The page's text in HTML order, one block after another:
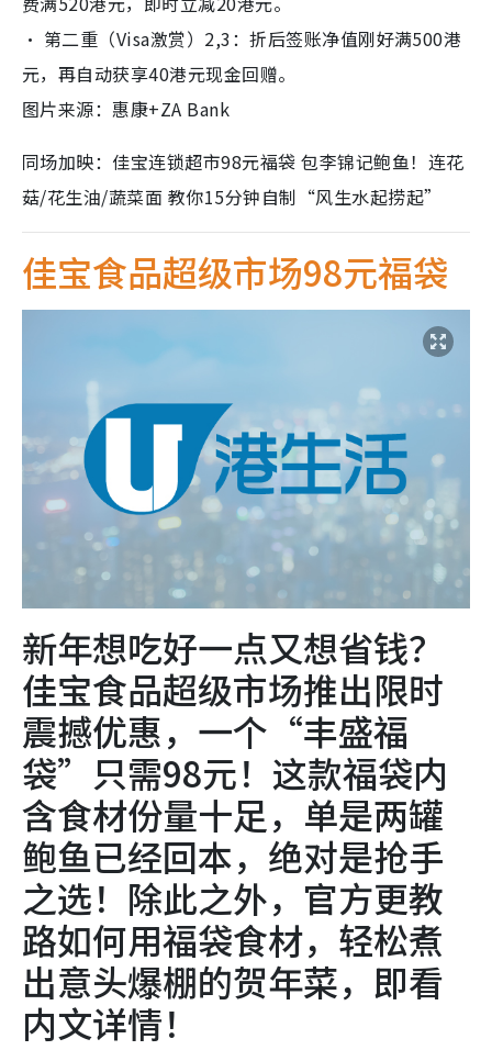
• 第二重（Visa激赏）2,3：折后签账净值刚好满500港
元，再自动获享40港元现金回赠。
图片来源：惠康+ZA Bank
同场加映：佳宝连锁超市98元福袋 包李锦记鲍鱼！连花
菇/花生油/蔬菜面 教你15分钟自制“风生水起捞起”
佳宝食品超级市场98元福袋
新年想吃好一点又想省钱？
佳宝食品超级市场推出限时
震撼优惠，一个“丰盛福
袋”只需98元！这款福袋内
含食材份量十足，单是两罐
鲍鱼已经回本，绝对是抢手
之选！除此之外，官方更教
路如何用福袋食材，轻松煮
出意头爆棚的贺年菜，即看
内文详情！